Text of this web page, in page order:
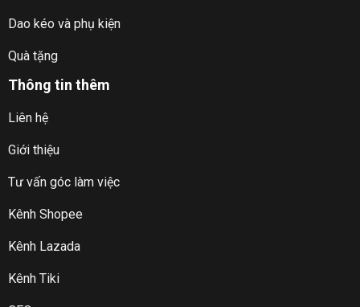
Dao kéo và phụ kiện
Quà tặng
Thông tin thêm
Liên hệ
Giới thiệu
Tư vấn góc làm việc
Kênh Shopee
Kênh Lazada
Kênh Tiki